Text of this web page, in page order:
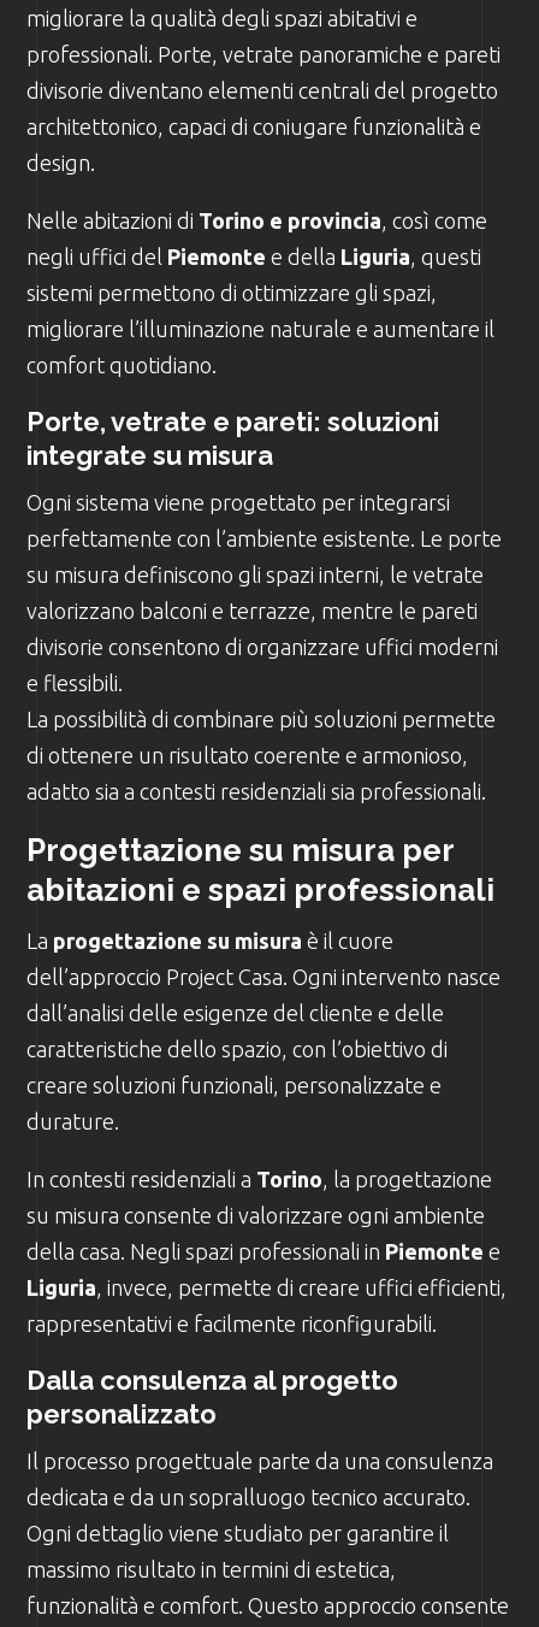
migliorare la qualità degli spazi abitativi e
professionali. Porte, vetrate panoramiche e pareti
divisorie diventano elementi centrali del progetto
architettonico, capaci di coniugare funzionalità e
design.
Nelle abitazioni di Torino e provincia , così come
negli uffici del Piemonte e della Liguria , questi
sistemi permettono di ottimizzare gli spazi,
migliorare l’illuminazione naturale e aumentare il
comfort quotidiano.
Porte, vetrate e pareti: soluzioni
integrate su misura
Ogni sistema viene progettato per integrarsi
perfettamente con l’ambiente esistente. Le porte
su misura definiscono gli spazi interni, le vetrate
valorizzano balconi e terrazze, mentre le pareti
divisorie consentono di organizzare uffici moderni
e flessibili.
La possibilità di combinare più soluzioni permette
di ottenere un risultato coerente e armonioso,
adatto sia a contesti residenziali sia professionali.
Progettazione su misura per
abitazioni e spazi professionali
La progettazione su misura è il cuore
dell’approccio Project Casa. Ogni intervento nasce
dall’analisi delle esigenze del cliente e delle
caratteristiche dello spazio, con l’obiettivo di
creare soluzioni funzionali, personalizzate e
durature.
In contesti residenziali a Torino , la progettazione
su misura consente di valorizzare ogni ambiente
della casa. Negli spazi professionali in Piemonte e
Liguria , invece, permette di creare uffici efficienti,
rappresentativi e facilmente riconfigurabili.
Dalla consulenza al progetto
personalizzato
Il processo progettuale parte da una consulenza
dedicata e da un sopralluogo tecnico accurato.
Ogni dettaglio viene studiato per garantire il
massimo risultato in termini di estetica,
funzionalità e comfort. Questo approccio consente